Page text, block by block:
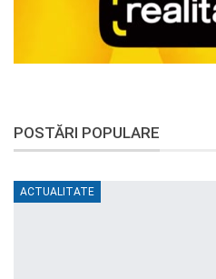
POSTĂRI POPULARE
ACTUALITATE